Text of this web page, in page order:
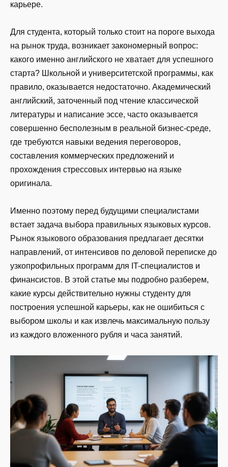
карьере.
Для студента, который только стоит на пороге выхода
на рынок труда, возникает закономерный вопрос:
какого именно английского не хватает для успешного
старта? Школьной и университетской программы, как
правило, оказывается недостаточно. Академический
английский, заточенный под чтение классической
литературы и написание эссе, часто оказывается
совершенно бесполезным в реальной бизнес-среде,
где требуются навыки ведения переговоров,
составления коммерческих предложений и
прохождения стрессовых интервью на языке
оригинала.
Именно поэтому перед будущими специалистами
встает задача выбора правильных языковых курсов.
Рынок языкового образования предлагает десятки
направлений, от интенсивов по деловой переписке до
узкопрофильных программ для IT-специалистов и
финансистов. В этой статье мы подробно разберем,
какие курсы действительно нужны студенту для
построения успешной карьеры, как не ошибиться с
выбором школы и как извлечь максимальную пользу
из каждого вложенного рубля и часа занятий.